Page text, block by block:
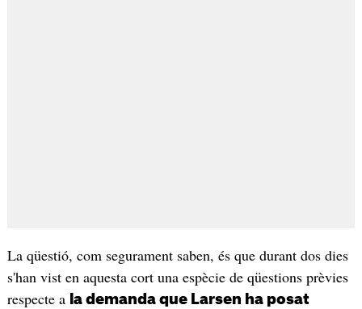
La qüestió, com segurament saben, és que durant dos dies
s'han vist en aquesta cort una espècie de qüestions prèvies
respecte a la demanda que Larsen ha posat